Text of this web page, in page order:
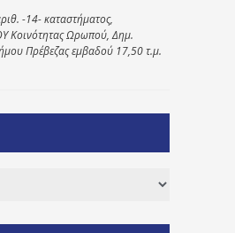
-14- καταστήματος,
Κοινότητας Ωρωπού, Δημ.
Πρέβεζας εμβαδού 17,50 τ.μ.